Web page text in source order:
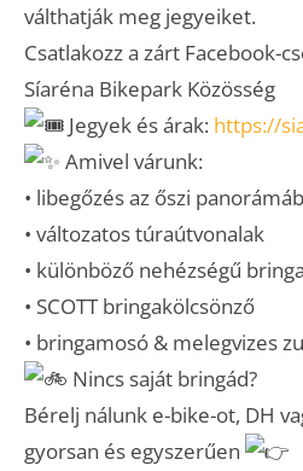
válthatják meg jegyeiket.
Csatlakozz a zárt Facebook-
Síaréna Bikepark Közösség
Jegyek és árak: https://
Amivel várunk:
• libegőzés az őszi
• változatos túraútvonalak
• különböző nehézségű
• SCOTT bringakölcsönző
• bringamosó & melegvizes
Nincs saját bringád?
Bérelj nálunk e-bike-ot, DH
gyorsan és egyszerűen